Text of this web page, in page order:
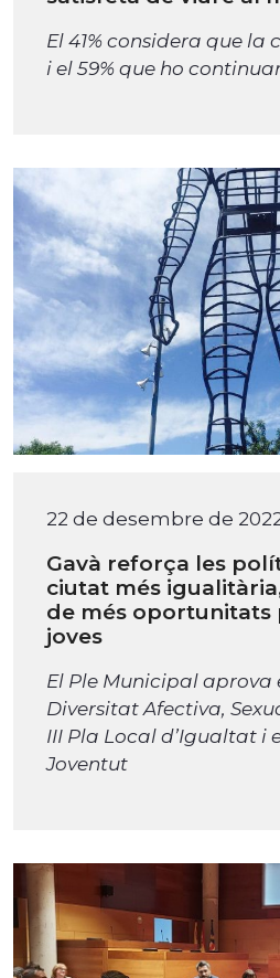
El 41% considera que
i el 59% que ho
22 de desembre de
Gavà reforça les
ciutat més
de més oportunitats
joves
El Ple Municipal aprova
Diversitat Afectiva,
III Pla Local d’Igualtat i
Joventut